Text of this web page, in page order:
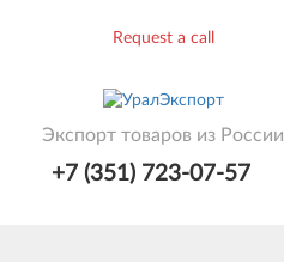
Request a call
Экспорт товаров из России
+7 (351) 723-07-57